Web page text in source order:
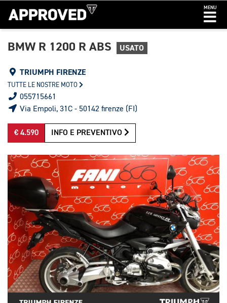
MENU
BMW R 1200 R ABS USATO
TRIUMPH FIRENZE
TUTTE LE NOSTRE MOTO
055715661
Via Empoli, 31C - 50142 firenze (FI)
€ 4.590 INFO E PREVENTIVO